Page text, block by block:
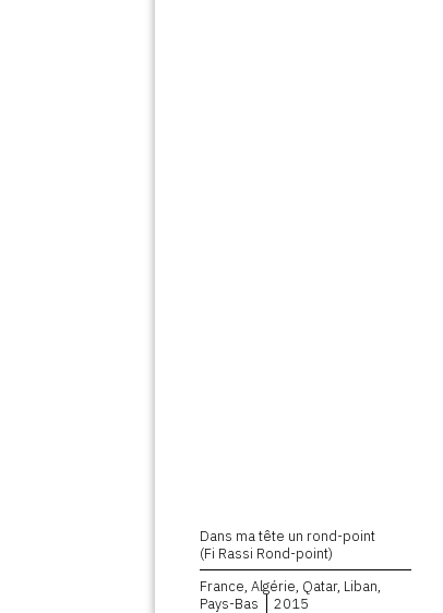
Dans ma tête un rond-point
(Fi Rassi Rond-point)
France, Algérie, Qatar, Liban,
Pays-Bas
2015